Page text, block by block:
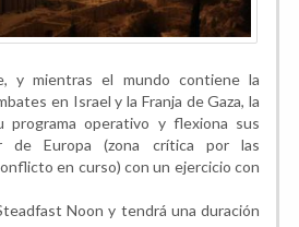
y mientras el mundo contiene la
en Israel y la Franja de Gaza, la
operativo y flexiona sus
de Europa (zona crítica por las
en curso) con un ejercicio con
Noon y tendrá una duración